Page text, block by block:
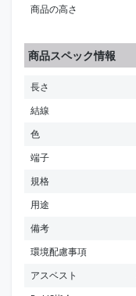
商品の高さ
商品スペック情報
長さ
結線
色
端子
規格
用途
備考
環境配慮事項
アスベスト